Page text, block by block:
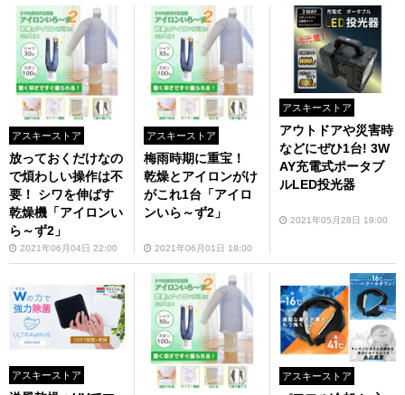
アスキーストア
放っておくだけなの
で煩わしい操作は不
要！ シワを伸ばす
乾燥機「アイロンい
ら～ず2」
2021年06月04日 22:00
アスキーストア
梅雨時期に重宝！
乾燥とアイロンがけ
がこれ1台「アイロ
ンいら～ず2」
2021年06月01日 18:00
アスキーストア
アウトドアや災害時
などにぜひ1台! 3W
AY充電式ポータブ
ルLED投光器
2021年05月28日 19:00
アスキーストア アスキーストア